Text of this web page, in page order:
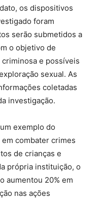
os dispositivos
foram
serão submetidos a
o objetivo de
e possíveis
sexual. As
coletadas
investigação.
exemplo do
combater crimes
de crianças e
própria instituição, o
aumentou 20% em
nas ações